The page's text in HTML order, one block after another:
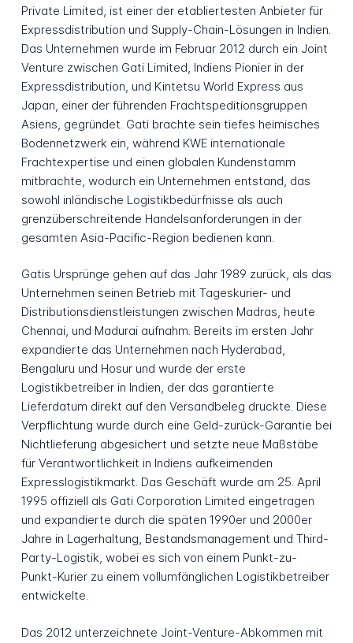
Private Limited, ist einer der etabliertesten Anbieter für
Expressdistribution und Supply-Chain-Lösungen in Indien.
Das Unternehmen wurde im Februar 2012 durch ein Joint
Venture zwischen Gati Limited, Indiens Pionier in der
Expressdistribution, und Kintetsu World Express aus
Japan, einer der führenden Frachtspeditionsgruppen
Asiens, gegründet. Gati brachte sein tiefes heimisches
Bodennetzwerk ein, während KWE internationale
Frachtexpertise und einen globalen Kundenstamm
mitbrachte, wodurch ein Unternehmen entstand, das
sowohl inländische Logistikbedürfnisse als auch
grenzüberschreitende Handelsanforderungen in der
gesamten Asia-Pacific-Region bedienen kann.
Gatis Ursprünge gehen auf das Jahr 1989 zurück, als das
Unternehmen seinen Betrieb mit Tageskurier- und
Distributionsdienstleistungen zwischen Madras, heute
Chennai, und Madurai aufnahm. Bereits im ersten Jahr
expandierte das Unternehmen nach Hyderabad,
Bengaluru und Hosur und wurde der erste
Logistikbetreiber in Indien, der das garantierte
Lieferdatum direkt auf den Versandbeleg druckte. Diese
Verpflichtung wurde durch eine Geld-zurück-Garantie bei
Nichtlieferung abgesichert und setzte neue Maßstäbe
für Verantwortlichkeit in Indiens aufkeimenden
Expresslogistikmarkt. Das Geschäft wurde am 25. April
1995 offiziell als Gati Corporation Limited eingetragen
und expandierte durch die späten 1990er und 2000er
Jahre in Lagerhaltung, Bestandsmanagement und Third-
Party-Logistik, wobei es sich von einem Punkt-zu-
Punkt-Kurier zu einem vollumfänglichen Logistikbetreiber
entwickelte.
Das 2012 unterzeichnete Joint-Venture-Abkommen mit